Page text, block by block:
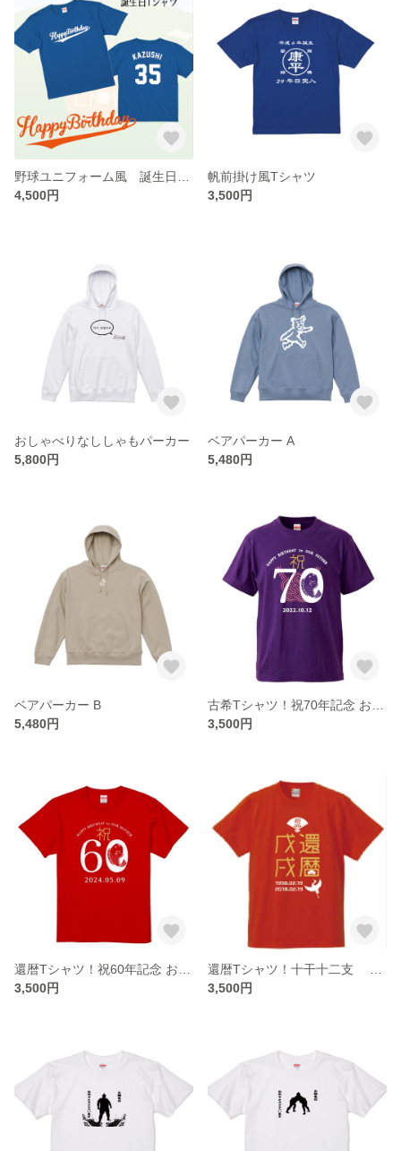
4,500円
帆前掛け風Tシャツ
3,500円
おしゃべりなししゃもパーカー
5,800円
ベアパーカー A
5,480円
ベアパーカー B
5,480円
3,500円
3,500円
3,500円